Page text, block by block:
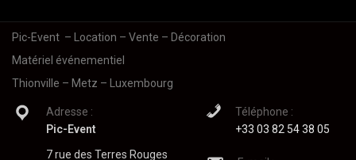
Pic-Event – Location – Vente – Décoration
Matériel événementiel
Thionville – Metz – Luxembourg
Adresse :
Pic-Event
7 rue des Terres Rouges
Téléphone :
+33 03 82 54 38 05